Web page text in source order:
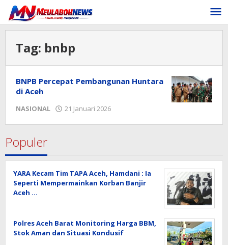
Lewati
konten
Tag: bnbp
BNPB Percepat Pembangunan Huntara
di Aceh
NASIONAL 21 Januari 2026
Populer
YARA Kecam Tim TAPA Aceh, Hamdani : Ia
Seperti Mempermainkan Korban Banjir
Aceh …
Polres Aceh Barat Monitoring Harga BBM,
Stok Aman dan Situasi Kondusif